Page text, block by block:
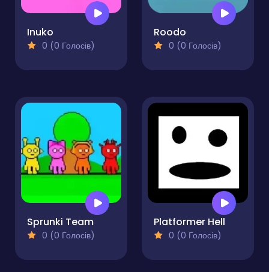
Inuko
0 (0 Голосів)
Roodo
0 (0 Голосів)
Sprunki Team
0 (0 Голосів)
Platformer Hell
0 (0 Голосів)